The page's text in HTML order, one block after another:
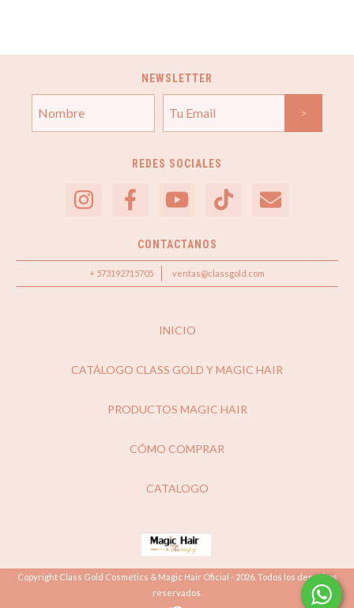
NEWSLETTER
REDES SOCIALES
CONTACTANOS
+ 573192715705 ventas@classgold.com
INICIO
CATÁLOGO CLASS GOLD Y MAGIC HAIR
PRODUCTOS MAGIC HAIR
CÓMO COMPRAR
CATALOGO
Copyright Class Gold Cosmetics & Magic Hair Oficial - 2026. Todos los derechos
reservados.